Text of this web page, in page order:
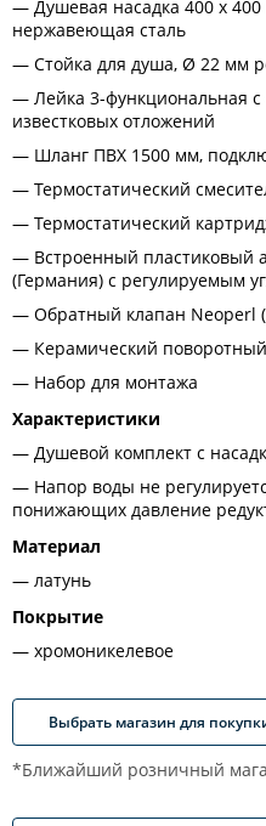
Душевая насадка 400 x
нержавеющая сталь
Стойка для душа, Ø 22 мм
Лейка 3-функциональная
известковых отложений
Шланг ПВХ 1500 мм,
Термостатический
Термостатический
Встроенный пластиковый
(Германия) с регулируемым
Обратный клапан Neoperl
Керамический
Набор для монтажа
Характеристики
Душевой комплект с
Напор воды не
понижающих давление
Материал
латунь
Покрытие
хромоникелевое
Выбрать магазин для
*Ближайший розничный